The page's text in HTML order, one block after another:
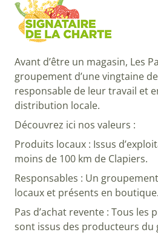
Avant d’être un magasin, Les
groupement d’une vingtaine
responsable de leur travail et
distribution locale.
Découvrez ici nos valeurs :
Produits locaux : Issus
moins de 100 km de Clapiers.
Responsables : Un
locaux et présents en boutique.
Pas d’achat revente : Tous les
sont issus des producteurs du